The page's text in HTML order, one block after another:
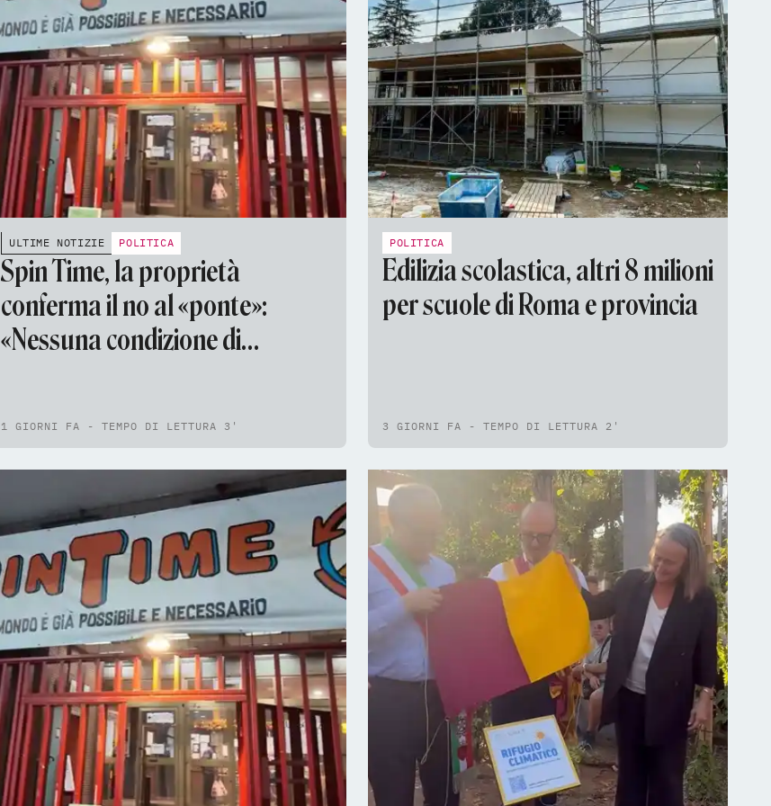
ULTIME NOTIZIE POLITICA
Spin Time, la proprietà
conferma il no al «ponte»:
«Nessuna condizione di
tecnico e giuridico»
1 GIORNI FA - TEMPO DI LETTURA 3'
POLITICA
Edilizia scolastica, altri 8 milioni
per scuole di Roma e provincia
3 GIORNI FA - TEMPO DI LETTURA 2'